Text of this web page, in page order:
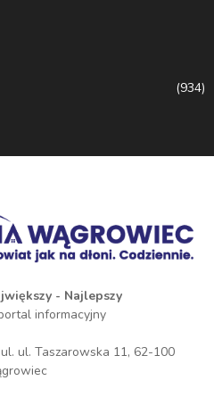
(934)
- Najlepszy
informacyjny
ul. Taszarowska 11, 62-100